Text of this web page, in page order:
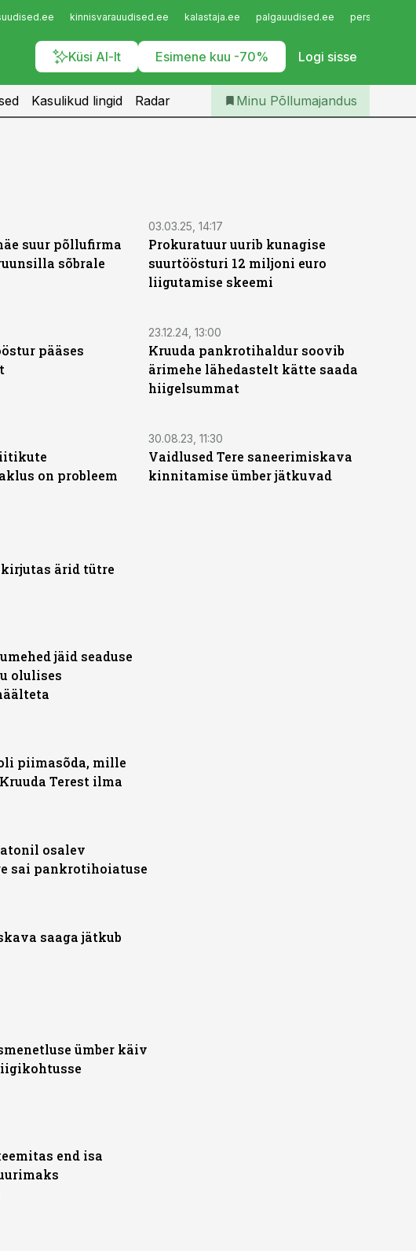
kinnisvarauudised.ee kalastaja.ee palgauudised.ee
Küsi AI-lt Esimene kuu -70% Logi sisse
Iseteenindus
Telli Põllumajandus
Kasulikud lingid Radar Minu Põllumajandus
suur põllufirma
sõbrale
03.03.25, 14:17
Prokuratuur uurib kunagise
suurtöösturi 12 miljoni euro
liigutamise skeemi
pääses
23.12.24, 13:00
Kruuda pankrotihaldur soovib
ärimehe lähedastelt kätte saada
hiigelsummat
on probleem
30.08.23, 11:30
Vaidlused Tere saneerimiskava
kinnitamise ümber jätkuvad
ärid tütre
jäid seaduse
olulises
piimasõda, mille
Terest ilma
osalev
sai pankrotihoiatuse
saaga jätkub
ümber käiv
end isa